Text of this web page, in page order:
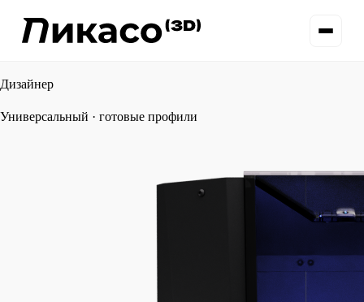
Дизайнер
Универсальный · готовые профили